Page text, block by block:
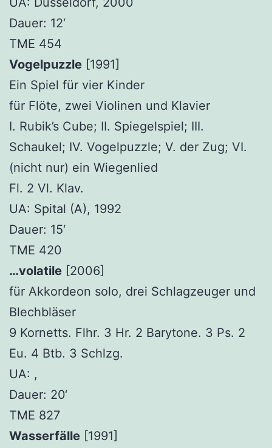
Dauer: 12‘
TME 454
Vogelpuzzle [1991]
Ein Spiel für vier Kinder
für Flöte, zwei Violinen und Klavier
I. Rubik’s Cube; II. Spiegelspiel; III.
Schaukel; IV. Vogelpuzzle; V. der Zug; VI.
(nicht nur) ein Wiegenlied
Fl. 2 Vl. Klav.
UA: Spital (A), 1992
Dauer: 15‘
TME 420
…volatile [2006]
für Akkordeon solo, drei Schlagzeuger und
Blechbläser
9 Kornetts. Flhr. 3 Hr. 2 Barytone. 3 Ps. 2
Eu. 4 Btb. 3 Schlzg.
UA: ,
Dauer: 20‘
TME 827
Wasserfälle [1991]